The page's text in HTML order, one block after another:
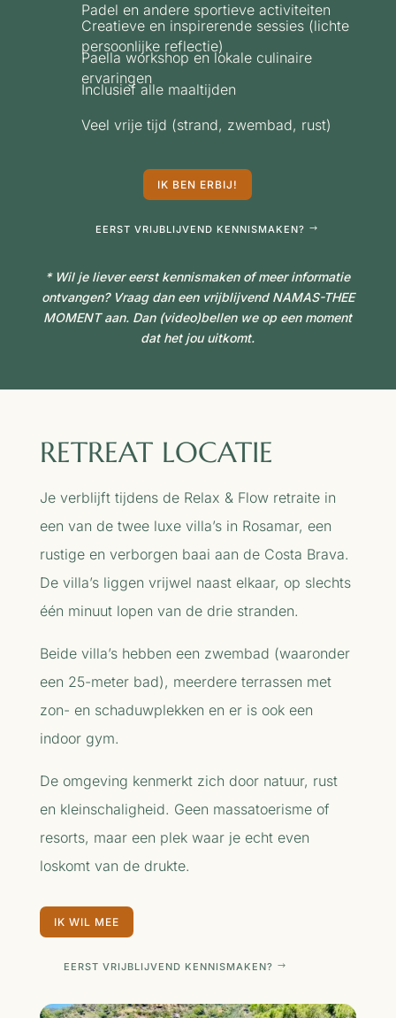
Padel en andere sportieve activiteiten
Creatieve en inspirerende sessies (lichte
persoonlijke reflectie)
Paella workshop en lokale culinaire
ervaringen
Inclusief alle maaltijden
Veel vrije tijd (strand, zwembad, rust)
IK BEN ERBIJ!
EERST VRIJBLIJVEND KENNISMAKEN?
* Wil je liever eerst kennismaken of meer informatie
ontvangen? Vraag dan een vrijblijvend NAMAS-THEE
MOMENT aan. Dan (video)bellen we op een moment
dat het jou uitkomt.
RETREAT LOCATIE
Je verblijft tijdens de Relax & Flow retraite in
een van de twee luxe villa’s in Rosamar, een
rustige en verborgen baai aan de Costa Brava.
De villa’s liggen vrijwel naast elkaar, op slechts
één minuut lopen van de drie stranden.
Beide villa’s hebben een zwembad (waaronder
een 25-meter bad), meerdere terrassen met
zon- en schaduwplekken en er is ook een
indoor gym.
De omgeving kenmerkt zich door natuur, rust
en kleinschaligheid. Geen massatoerisme of
resorts, maar een plek waar je echt even
loskomt van de drukte.
IK WIL MEE
EERST VRIJBLIJVEND KENNISMAKEN?